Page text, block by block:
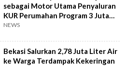
sebagai Motor Utama Penyaluran
KUR Perumahan Program 3 Juta
Rumah
NEWS
Bekasi Salurkan 2,78 Juta Liter Air
ke Warga Terdampak Kekeringan